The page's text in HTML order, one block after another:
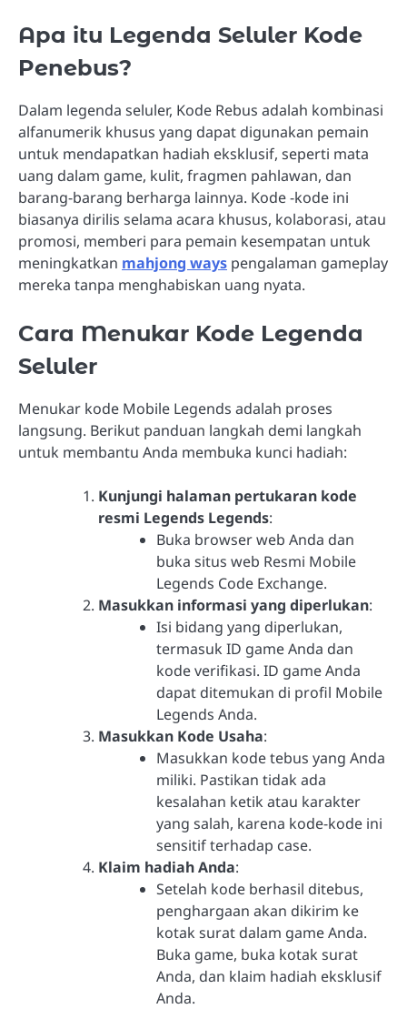
Apa itu Legenda Seluler Kode
Penebus?
Dalam legenda seluler, Kode Rebus adalah kombinasi
alfanumerik khusus yang dapat digunakan pemain
untuk mendapatkan hadiah eksklusif, seperti mata
uang dalam game, kulit, fragmen pahlawan, dan
barang-barang berharga lainnya. Kode -kode ini
biasanya dirilis selama acara khusus, kolaborasi, atau
promosi, memberi para pemain kesempatan untuk
meningkatkan mahjong ways pengalaman gameplay
mereka tanpa menghabiskan uang nyata.
Cara Menukar Kode Legenda
Seluler
Menukar kode Mobile Legends adalah proses
langsung. Berikut panduan langkah demi langkah
untuk membantu Anda membuka kunci hadiah:
Kunjungi halaman pertukaran kode
resmi Legends Legends:
Buka browser web Anda dan
buka situs web Resmi Mobile
Legends Code Exchange.
Masukkan informasi yang diperlukan:
Isi bidang yang diperlukan,
termasuk ID game Anda dan
kode verifikasi. ID game Anda
dapat ditemukan di profil Mobile
Legends Anda.
Masukkan Kode Usaha:
Masukkan kode tebus yang Anda
miliki. Pastikan tidak ada
kesalahan ketik atau karakter
yang salah, karena kode-kode ini
sensitif terhadap case.
Klaim hadiah Anda:
Setelah kode berhasil ditebus,
penghargaan akan dikirim ke
kotak surat dalam game Anda.
Buka game, buka kotak surat
Anda, dan klaim hadiah eksklusif
Anda.